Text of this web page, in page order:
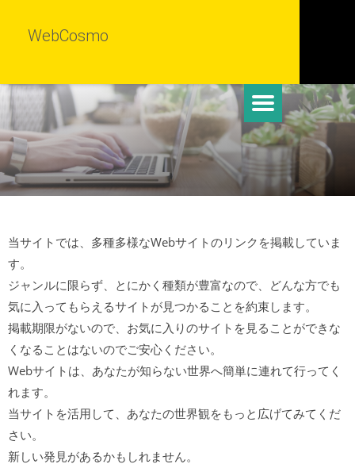
WebCosmo
当サイトでは、多種多様なWebサイトのリンクを掲載していま
す。
ジャンルに限らず、とにかく種類が豊富なので、どんな方でも
気に入ってもらえるサイトが見つかることを約束します。
掲載期限がないので、お気に入りのサイトを見ることができな
くなることはないのでご安心ください。
Webサイトは、あなたが知らない世界へ簡単に連れて行ってく
れます。
当サイトを活用して、あなたの世界観をもっと広げてみてくだ
さい。
新しい発見があるかもしれません。